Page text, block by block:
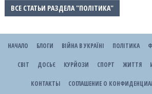
ВСЕ СТАТЬИ РАЗДЕЛА "ПОЛІТИКА"
НАЧАЛО БЛОГИ ВІЙНА В УКРАЇНІ ПОЛІТИКА
СВІТ ДОСЬЄ КУРЙОЗИ СПОРТ ЖИТТЯ
КОНТАКТЫ СОГЛАШЕНИЕ О